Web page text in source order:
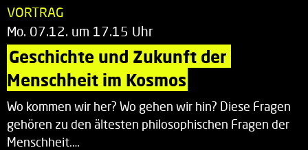
VORTRAG
Mo. 07.12. um 17.15 Uhr
Geschichte und Zukunft der
Menschheit im Kosmos
Wo kommen wir her? Wo gehen wir hin? Diese Fragen
gehören zu den ältesten philosophischen Fragen der
Menschheit.…